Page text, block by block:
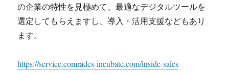
の企業の特性を見極めて、最適なデジタルツールを
選定してもらえますし、導入・活用支援などもあり
ます。
https://service.comrades-incubate.com/inside-sales